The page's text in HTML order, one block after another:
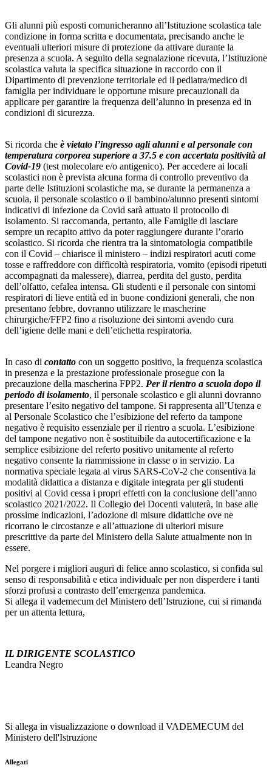
Gli alunni più esposti comunicheranno all’Istituzione scolastica tale
condizione in forma scritta e documentata, precisando anche le
eventuali ulteriori misure di protezione da attivare durante la
presenza a scuola. A seguito della segnalazione ricevuta, l’Istituzione
scolastica valuta la specifica situazione in raccordo con il
Dipartimento di prevenzione territoriale ed il pediatra/medico di
famiglia per individuare le opportune misure precauzionali da
applicare per garantire la frequenza dell’alunno in presenza ed in
condizioni di sicurezza.
Si ricorda che è vietato l’ingresso agli alunni e al personale con
temperatura corporea superiore a 37.5 e con accertata positività al
Covid-19 (test molecolare e/o antigenico). Per accedere ai locali
scolastici non è prevista alcuna forma di controllo preventivo da
parte delle Istituzioni scolastiche ma, se durante la permanenza a
scuola, il personale scolastico o il bambino/alunno presenti sintomi
indicativi di infezione da Covid sarà attuato il protocollo di
isolamento. Si raccomanda, pertanto, alle Famiglie di lasciare
sempre un recapito attivo da poter raggiungere durante l’orario
scolastico. Si ricorda che rientra tra la sintomatologia compatibile
con il Covid – chiarisce il ministero – indizi respiratori acuti come
tosse e raffreddore con difficoltà respiratoria, vomito (episodi ripetuti
accompagnati da malessere), diarrea, perdita del gusto, perdita
dell’olfatto, cefalea intensa. Gli studenti e il personale con sintomi
respiratori di lieve entità ed in buone condizioni generali, che non
presentano febbre, dovranno utilizzare le mascherine
chirurgiche/FFP2 fino a risoluzione dei sintomi avendo cura
dell’igiene delle mani e dell’etichetta respiratoria.
In caso di contatto con un soggetto positivo, la frequenza scolastica
in presenza e la prestazione professionale prosegue con la
precauzione della mascherina FPP2. Per il rientro a scuola dopo il
periodo di isolamento, il personale scolastico e gli alunni dovranno
presentare l’esito negativo del tampone. Si rappresenta all’Utenza e
al Personale Scolastico che l’esibizione del referto da tampone
negativo è requisito essenziale per il rientro a scuola. L’esibizione
del tampone negativo non è sostituibile da autocertificazione e la
semplice esibizione del referto positivo unitamente al referto
negativo consente la riammissione in classe o in servizio. La
normativa speciale legata al virus SARS-CoV-2 che consentiva la
modalità didattica a distanza e digitale integrata per gli studenti
positivi al Covid cessa i propri effetti con la conclusione dell’anno
scolastico 2021/2022. Il Collegio dei Docenti valuterà, in base alle
prossime indicazioni, l’adozione di misure didattiche ove ne
ricorrano le circostanze e all’attuazione di ulteriori misure
prescrittive da parte del Ministero della Salute attualmente non in
essere.
Nel porgere i migliori auguri di felice anno scolastico, si confida sul
senso di responsabilità e etica individuale per non disperdere i tanti
sforzi profusi a contrasto dell’emergenza pandemica.
Si allega il vademecum del Ministero dell’Istruzione, cui si rimanda
per un attenta lettura,
IL DIRIGENTE SCOLASTICO
Leandra Negro
Si allega in visualizzazione o download il VADEMECUM del
Ministero dell'Istruzione
Allegati